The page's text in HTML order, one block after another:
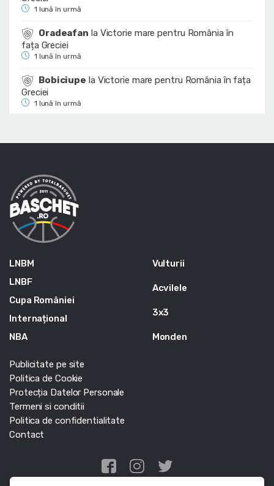
1 lună în urmă
Oradeafan la Victorie mare pentru România în
fața Greciei
1 lună în urmă
Bobiciupe la Victorie mare pentru România în fața
Greciei
1 lună în urmă
LNBM
LNBF
Cupa României
Internațional
NBA
Vulturii
Acvilele
3x3
Monden
Publicitate pe site
Politica de Cookie
Protecția Datelor Personale
Termeni si conditii
Politica de confidentialitate
Contact